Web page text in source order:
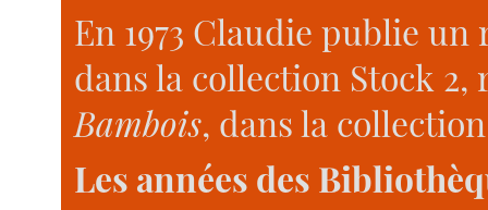
En 1973 Claudie publie
dans la collection Stock 2,
Bambois, dans la
Les années des